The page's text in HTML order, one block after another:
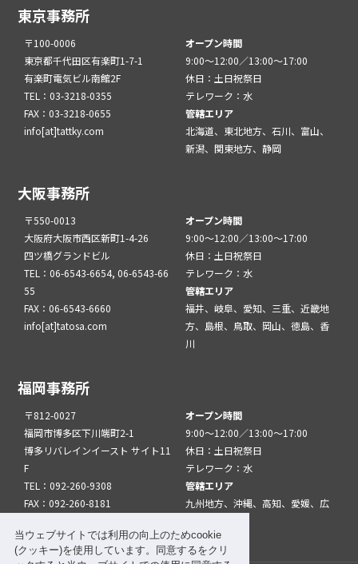
当ウェブサイトでは利用の向上のためcookie
(クッキー)を使用しています。同意するをクリ
東京事務所
〒100-0006
東京都千代田区有楽町1-7-1
有楽町電気ビル南館2F
TEL：03-3218-0355
FAX：03-3218-0655
info[at]tattky.com
オープン時間
9:00～12:00／13:00～17:00
休日：土日祝祭日
テレワーク：水
管轄エリア
北海道、東北地方、石川、富山、
新潟、関東地方、静岡
大阪事務所
〒550-0013
大阪府大阪市西区新町1-4-26
四ツ橋グランドビル
TEL：06-6543-6654, 06-6543-66
55
FAX：06-6543-6660
info[at]tatosa.com
オープン時間
9:00～12:00／13:00～17:00
休日：土日祝祭日
テレワーク：水
管轄エリア
福井、岐阜、愛知、三重、近畿地
方、島根、鳥取、岡山、徳島、香
川
福岡事務所
〒812-0027
福岡市博多区下川端町2-1
博多リバレインイースト サイト11
F
TEL：092-260-9308
FAX：092-260-8181
オープン時間
9:00～12:00／13:00～17:00
休日：土日祝祭日
テレワーク：水
管轄エリア
九州地方、沖縄、高知、愛媛、広